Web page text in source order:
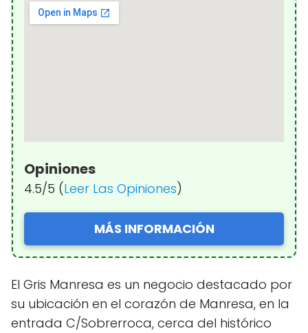
Opiniones
4.5/5 (Leer Las Opiniones)
MÁS INFORMACIÓN
El Gris Manresa es un negocio destacado por
su ubicación en el corazón de Manresa, en la
entrada C/Sobrerroca, cerca del histórico